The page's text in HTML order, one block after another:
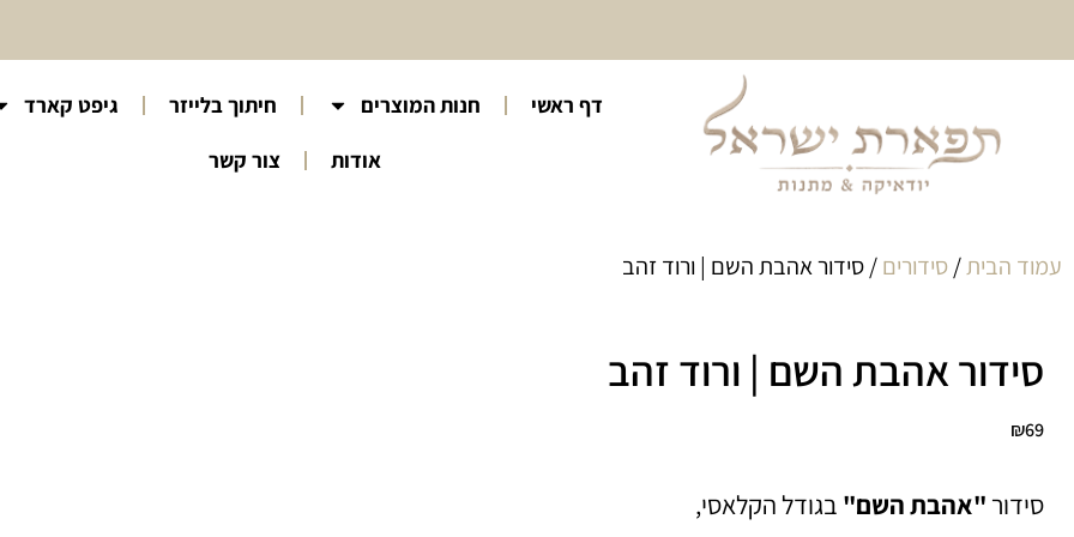
10% הנחה על כל קטגוריית
כיסוי לטלית ולתפילין דף ראשי חנות המוצרים חיתוך בלייזר
גיפט קארד
אודות
צור קשר
עמוד הבית/סידורים/ סידור אהבת השם | ורוד זהב
סידור אהבת השם | ורוד זהב
₪69
סידור"אהבת השם" בגודל הקלאסי,